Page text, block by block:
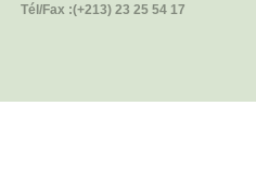
Tél/Fax :(+213) 23 25 54 17